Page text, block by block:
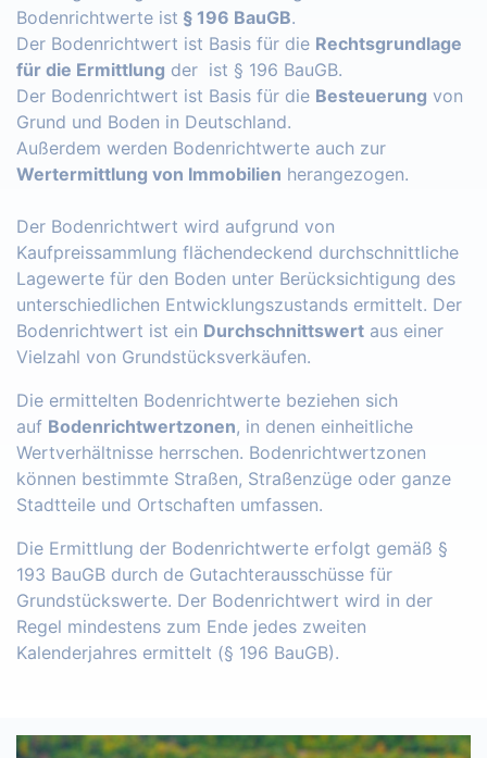
Bodenrichtwerte ist § 196 BauGB.
Der Bodenrichtwert ist Basis für die Rechtsgrundlage
für die Ermittlung der ist § 196 BauGB.
Der Bodenrichtwert ist Basis für die Besteuerung von
Grund und Boden in Deutschland.
Außerdem werden Bodenrichtwerte auch zur
Wertermittlung von Immobilien herangezogen.
Der Bodenrichtwert wird aufgrund von
Kaufpreissammlung flächendeckend durchschnittliche
Lagewerte für den Boden unter Berücksichtigung des
unterschiedlichen Entwicklungszustands ermittelt. Der
Bodenrichtwert ist ein Durchschnittswert aus einer
Vielzahl von Grundstücksverkäufen.
Die ermittelten Bodenrichtwerte beziehen sich
auf Bodenrichtwertzonen, in denen einheitliche
Wertverhältnisse herrschen. Bodenrichtwertzonen
können bestimmte Straßen, Straßenzüge oder ganze
Stadtteile und Ortschaften umfassen.
Die Ermittlung der Bodenrichtwerte erfolgt gemäß §
193 BauGB durch de Gutachterausschüsse für
Grundstückswerte. Der Bodenrichtwert wird in der
Regel mindestens zum Ende jedes zweiten
Kalenderjahres ermittelt (§ 196 BauGB).